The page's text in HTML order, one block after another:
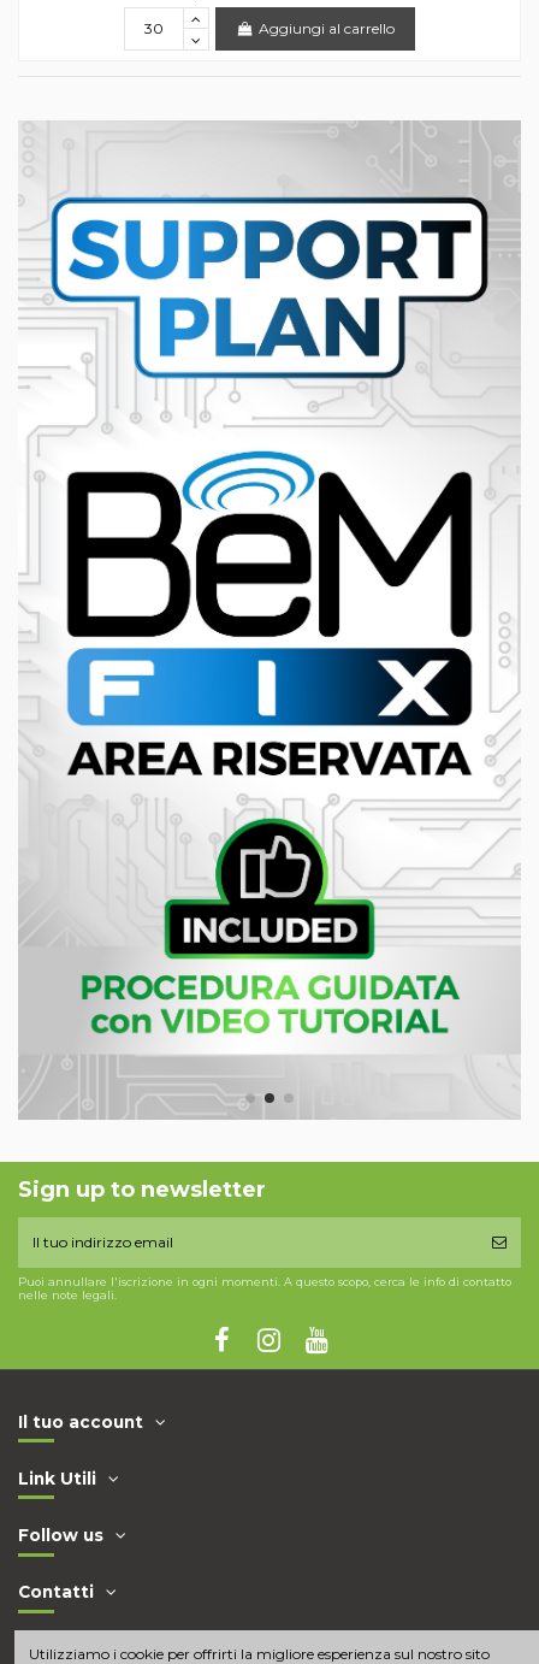
Aggiungi al carrello
Sign up to newsletter
Puoi annullare l'iscrizione in ogni momenti. A questo scopo, cerca le info di contatto
nelle note legali.
Il tuo account
Link Utili
Follow us
Contatti
Utilizziamo i cookie per offrirti la migliore esperienza sul nostro sito